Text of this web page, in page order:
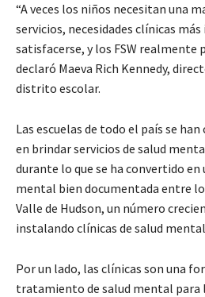
“A veces los niños necesitan una
servicios, necesidades clínicas
satisfacerse, y los FSW realmente
declaró Maeva Rich Kennedy,
distrito escolar.
Las escuelas de todo el país se
en brindar servicios de salud
durante lo que se ha convertido en
mental bien documentada entre
Valle de Hudson, un número
instalando clínicas de salud
Por un lado, las clínicas son una
tratamiento de salud mental para